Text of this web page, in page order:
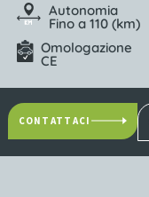
Autonomia
Fino a 110 (km)
Omologazione
CE
CONTATTACI